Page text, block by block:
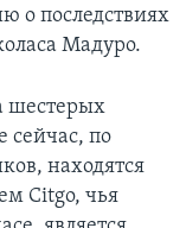
о последствиях
Мадуро.
шестерых
сейчас, по
находятся
Citgo, чья